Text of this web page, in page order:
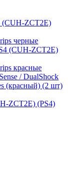
(CUH-ZCT2E)
черные
(CUH-ZCT2E)
красные
/ DualShock
(красный) (2 шт)
ZCT2E) (PS4)